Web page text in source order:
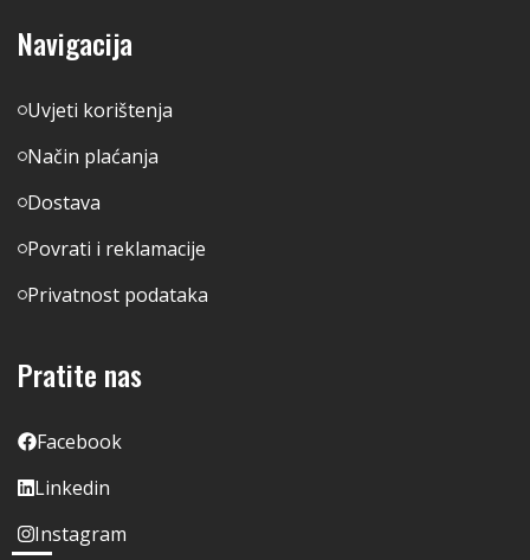
Navigacija
Uvjeti korištenja
Način plaćanja
Dostava
Povrati i reklamacije
Privatnost podataka
Pratite nas
Facebook
Linkedin
Instagram